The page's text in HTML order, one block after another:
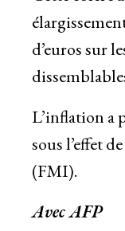
d’euros sur
L’inflation a
sous l’effet
(FMI).
Avec AFP